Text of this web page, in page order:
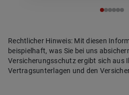
Rechtlicher Hinweis: Mit diesen
beispielhaft, was Sie bei uns
Versicherungsschutz ergibt sich aus
Vertragsunterlagen und den